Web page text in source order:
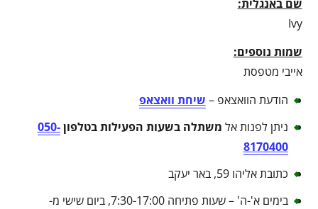
שם באנגלית:
Ivy
שמות נוספים:
אייבי מטפסת
הודעת הוואצאפ – שיחת וואצאפ
ניתן לפנות אל משתלה בשעות הפעילות בטלפון050-
8170400
כתובת אליהו 59, באר יעקב
בימים א'-ה' – שעות פתיחה 7:30-17:00, ביום שישי מ-